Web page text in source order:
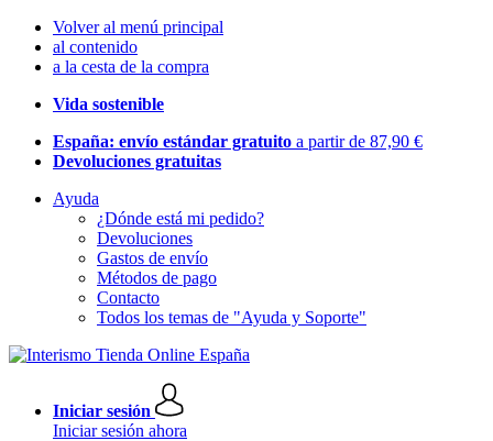
Volver al menú principal
al contenido
a la cesta de la compra
Vida sostenible
España: envío estándar gratuito a partir de 87,90 €
Devoluciones gratuitas
Ayuda
¿Dónde está mi pedido?
Devoluciones
Gastos de envío
Métodos de pago
Contacto
Todos los temas de "Ayuda y Soporte"
Iniciar sesión
Iniciar sesión ahora